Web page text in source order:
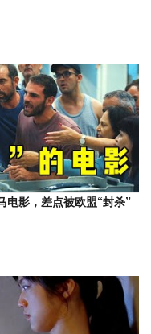
电影，差点被欧盟“封杀”